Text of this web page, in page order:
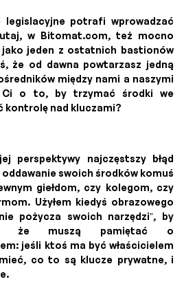
legislacyjne potrafi wprowadzać
w Bitomat.com, też mocno
jeden z ostatnich bastionów
że od dawna powtarzasz jedną
między nami a naszymi
Ci o to, by trzymać środki we
kontrolę nad kluczami?
perspektywy najczęstszy błąd
swoich środków komuś
giełdom, czy kolegom, czy
Użyłem kiedyś obrazowego
pożycza swoich narzędzi”, by
że muszą pamiętać o
jeśli ktoś ma być właścicielem
co to są klucze prywatne, i